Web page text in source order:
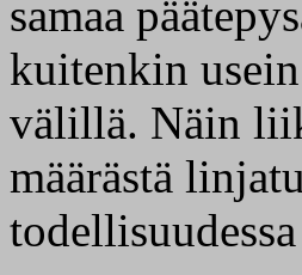
samaa
kuitenkin
välillä. Näin
määrästä